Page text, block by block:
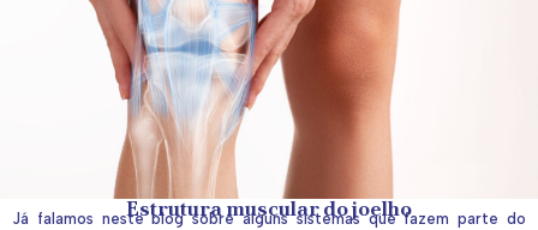
Estrutura muscular do joelho
Já falamos neste blog sobre alguns sistemas que fazem parte do